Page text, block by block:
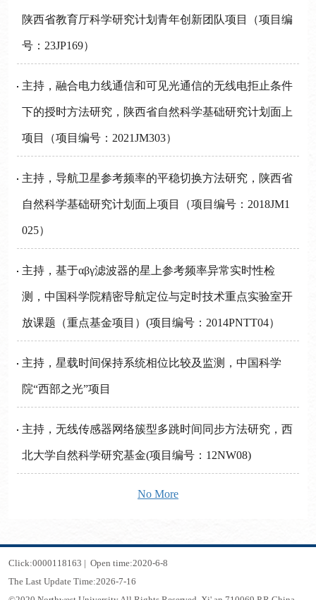
陕西省教育厅科学研究计划青年创新团队项目（项目编
号：23JP169）
主持，融合电力线通信和可见光通信的无线电拒止条件
下的授时方法研究，陕西省自然科学基础研究计划面上
项目（项目编号：2021JM303）
主持，导航卫星参考频率的平稳切换方法研究，陕西省
自然科学基础研究计划面上项目（项目编号：2018JM1
025）
主持，基于αβγ滤波器的星上参考频率异常实时性检
测，中国科学院精密导航定位与定时技术重点实验室开
放课题（重点基金项目）(项目编号：2014PNTT04）
主持，星载时间保持系统相位比较及监测，中国科学
院“西部之光”项目
主持，无线传感器网络簇型多跳时间同步方法研究，西
北大学自然科学研究基金(项目编号：12NW08)
No More
Click:0000118163 | Open time:2020-6-8
The Last Update Time:2026-7-16